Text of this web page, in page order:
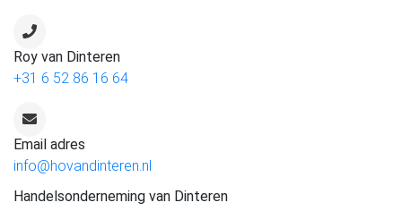
Roy van Dinteren
+31 6 52 86 16 64
Email adres
info@hovandinteren.nl
Handelsonderneming van Dinteren